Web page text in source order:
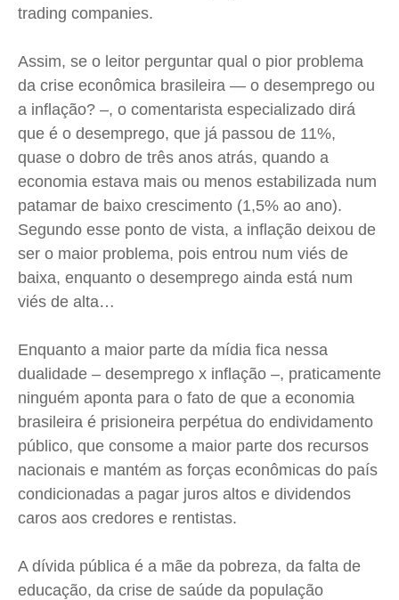
trading companies.
Assim, se o leitor perguntar qual o pior problema
da crise econômica brasileira — o desemprego ou
a inflação? –, o comentarista especializado dirá
que é o desemprego, que já passou de 11%,
quase o dobro de três anos atrás, quando a
economia estava mais ou menos estabilizada num
patamar de baixo crescimento (1,5% ao ano).
Segundo esse ponto de vista, a inflação deixou de
ser o maior problema, pois entrou num viés de
baixa, enquanto o desemprego ainda está num
viés de alta…
Enquanto a maior parte da mídia fica nessa
dualidade – desemprego x inflação –, praticamente
ninguém aponta para o fato de que a economia
brasileira é prisioneira perpétua do endividamento
público, que consome a maior parte dos recursos
nacionais e mantém as forças econômicas do país
condicionadas a pagar juros altos e dividendos
caros aos credores e rentistas.
A dívida pública é a mãe da pobreza, da falta de
educação, da crise de saúde da população